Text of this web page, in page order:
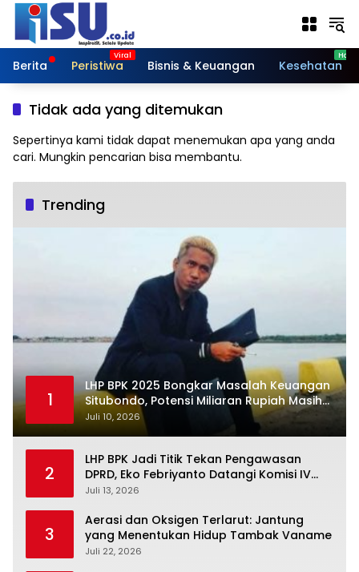
Langsung
konten
Berita
Peristiwa Bisnis & Keuangan Kesehatan
Tidak ada yang ditemukan
Sepertinya kami tidak dapat menemukan apa yang anda
cari. Mungkin pencarian bisa membantu.
Trending
1
LHP BPK 2025 Bongkar Masalah Keuangan
Situbondo, Potensi Miliaran Rupiah Masih
Belum Terkelola
Juli 10, 2026
2
LHP BPK Jadi Titik Tekan Pengawasan
DPRD, Eko Febriyanto Datangi Komisi IV
dan Ajak Dewan Kembali Berpijak pada
Juli 13, 2026
3
Aerasi dan Oksigen Terlarut: Jantung
yang Menentukan Hidup Tambak Vaname
Juli 22, 2026